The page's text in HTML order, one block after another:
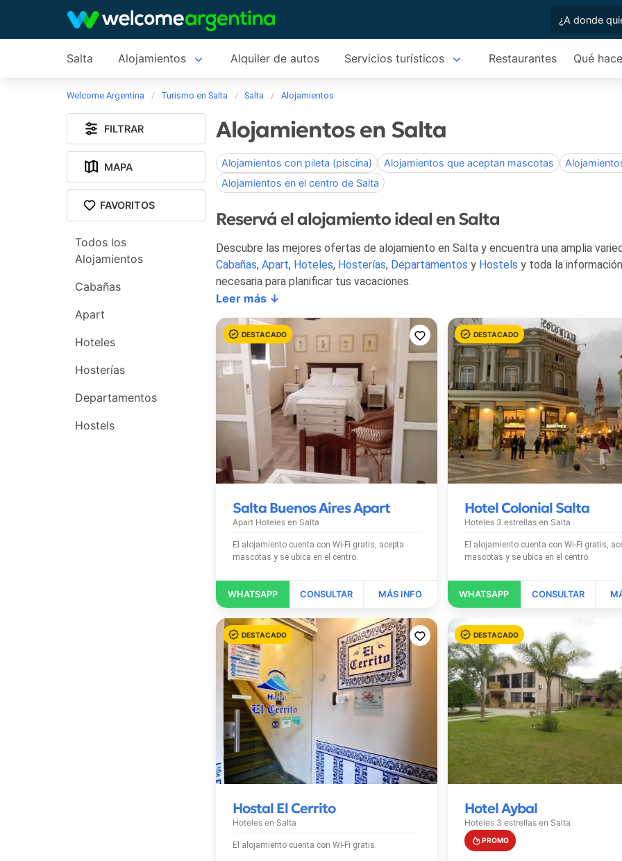
Salta Alojamientos Alquiler de autos Servicios turísticos Restaurantes Qué
Welcome Argentina Turismo en Salta Salta Alojamientos
Alojamientos en Salta
Alojamientos con pileta (piscina) Alojamientos que aceptan mascotas
Alojamientos en el centro de Salta
Reservá el alojamiento ideal en Salta
Descubre las mejores ofertas de alojamiento en Salta y encuentra una amplia
Cabañas, Apart, Hoteles, Hosterías, Departamentos y Hostels y toda la información
necesaria para planificar tus vacaciones.
Leer más ↓
Salta Buenos Aires Apart
Apart Hoteles en Salta
El alojamiento cuenta con Wi-Fi gratis, acepta
mascotas y se ubica en el centro.
Hotel Colonial Salta
Hoteles 3 estrellas en Salta
El alojamiento cuenta con Wi-Fi gratis, acepta
mascotas y se ubica en el centro.
Hostal El Cerrito
Hoteles en Salta
El alojamiento cuenta con Wi-Fi gratis.
Hotel Aybal
Hoteles 3 estrellas en Salta
FILTRAR
MAPA
FAVORITOS
Todos los
Alojamientos
Cabañas
Apart
Hoteles
Hosterías
Departamentos
Hostels